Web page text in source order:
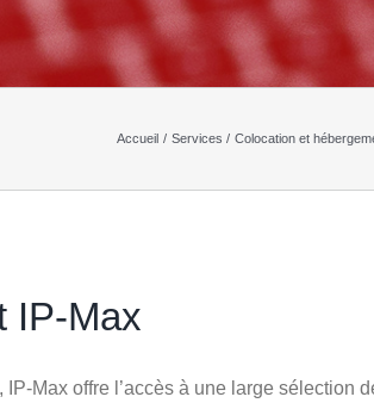
Accueil Services Colocation et
IP-Max
Max offre l’accès à une large sélection